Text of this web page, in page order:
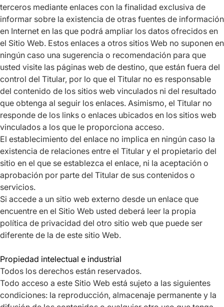
terceros mediante enlaces con la finalidad exclusiva de
informar sobre la existencia de otras fuentes de información
en Internet en las que podrá ampliar los datos ofrecidos en
el Sitio Web. Estos enlaces a otros sitios Web no suponen en
ningún caso una sugerencia o recomendación para que
usted visite las páginas web de destino, que están fuera del
control del Titular, por lo que el Titular no es responsable
del contenido de los sitios web vinculados ni del resultado
que obtenga al seguir los enlaces. Asimismo, el Titular no
responde de los links o enlaces ubicados en los sitios web
vinculados a los que le proporciona acceso.
El establecimiento del enlace no implica en ningún caso la
existencia de relaciones entre el Titular y el propietario del
sitio en el que se establezca el enlace, ni la aceptación o
aprobación por parte del Titular de sus contenidos o
servicios.
Si accede a un sitio web externo desde un enlace que
encuentre en el Sitio Web usted deberá leer la propia
política de privacidad del otro sitio web que puede ser
diferente de la de este sitio Web.
Propiedad intelectual e industrial
Todos los derechos están reservados.
Todo acceso a este Sitio Web está sujeto a las siguientes
condiciones: la reproducción, almacenaje permanente y la